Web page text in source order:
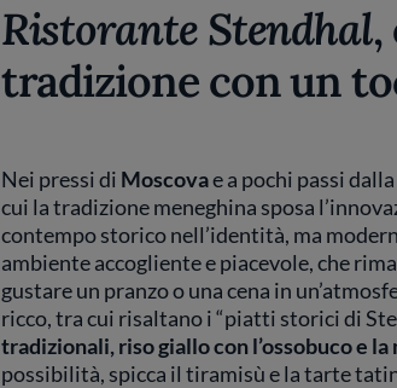
Ristorante Stendhal
tradizione con un
Nei pressi di Moscovae a pochi passi dalla
cui la tradizione meneghina sposa
contempo storico nell’identità, ma
ambiente accogliente e piacevole, che
gustare un pranzo o una cena in
ricco, tra cui risaltano i “piatti storici di
tradizionali, riso giallo con l’ossobuco e
possibilità, spicca il tiramisù e la tarte